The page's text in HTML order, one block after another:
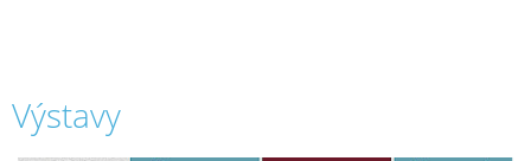
Výstavy